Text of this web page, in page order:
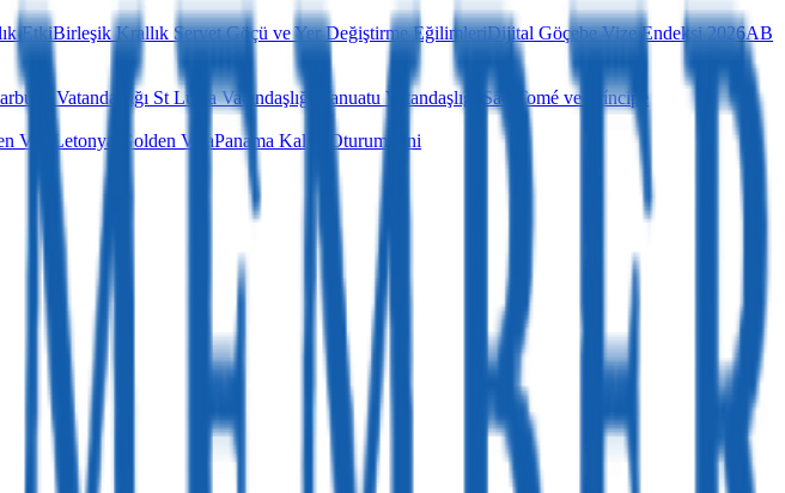
EtkiBirleşik Krallık Servet Göçü ve Yer Değiştirme EğilimleriDijital Göçebe Vize Endeksi 2026AB
Vatandaşlığı St Lucia Vatandaşlığı Vanuatu Vatandaşlığı
São Tomé ve Príncipe
Visa Letonya Golden VisaPanama Kalıcı Oturum İzni